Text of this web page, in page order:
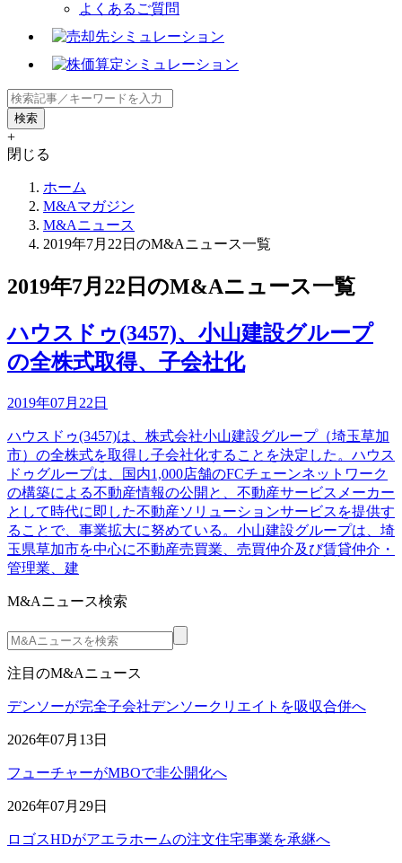
よくあるご質問
+
閉じる
ホーム
M&Aマガジン
M&Aニュース
2019年7月22日のM&Aニュース一覧
2019年7月22日のM&Aニュース一覧
ハウスドゥ(3457)、小山建設グループ
の全株式取得、子会社化
2019年07月22日
ハウスドゥ(3457)は、株式会社小山建設グループ（埼玉草加
市）の全株式を取得し子会社化することを決定した。ハウス
ドゥグループは、国内1,000店舗のFCチェーンネットワーク
の構築による不動産情報の公開と、不動産サービスメーカー
として時代に即した不動産ソリューションサービスを提供す
ることで、事業拡大に努めている。小山建設グループは、埼
玉県草加市を中心に不動産売買業、売買仲介及び賃貸仲介・
管理業、建
M&Aニュース検索
注目のM&Aニュース
デンソーが完全子会社デンソークリエイトを吸収合併へ
2026年07月13日
フューチャーがMBOで非公開化へ
2026年07月29日
ロゴスHDがアエラホームの注文住宅事業を承継へ